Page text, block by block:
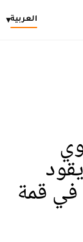
العربية▾
في قمة